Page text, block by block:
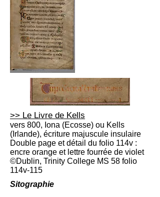
>> Le Livre de Kells
vers 800, Iona (Ecosse) ou Kells
(Irlande), écriture majuscule insulaire
Double page et détail du folio 114v :
encre orange et lettre fourrée de violet
©Dublin, Trinity College MS 58 folio
114v-115
Sitographie